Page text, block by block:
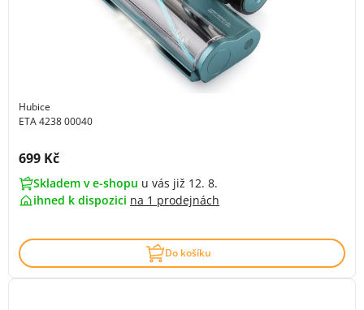
Hubice
ETA 4238 00040
Cena s DPH:
699 Kč
Skladem v e-shopu u vás již 12. 8.
ihned k dispozici na 1 prodejnách
Do košíku